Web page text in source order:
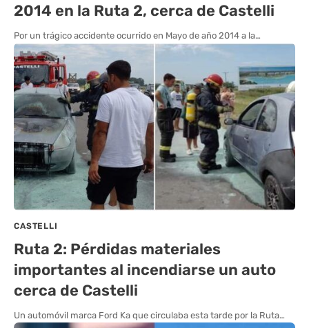
2014 en la Ruta 2, cerca de Castelli
Por un trágico accidente ocurrido en Mayo de año 2014 a la…
CASTELLI
Ruta 2: Pérdidas materiales
importantes al incendiarse un auto
cerca de Castelli
Un automóvil marca Ford Ka que circulaba esta tarde por la Ruta…